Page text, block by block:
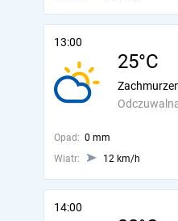
13:00
25°C
Opad: 0 mm
Wiatr:
12 km/h
14:00